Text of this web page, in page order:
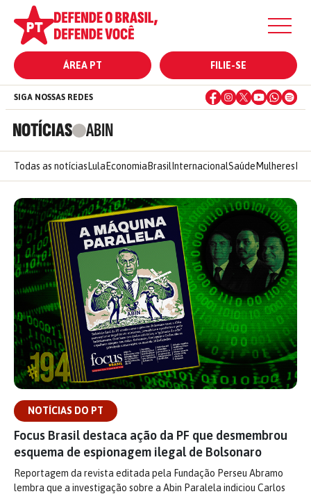
ÁREA PT FILIE-SE
NOTÍCIAS ABIN
SIGA NOSSAS REDES
Todas as notícias Lula Economia Brasil InternacionalSaúde Mulheres
NOTÍCIAS DO PT
Focus Brasil destaca ação da PF que desmembrou
esquema de espionagem ilegal de Bolsonaro
Reportagem da revista editada pela Fundação Perseu Abramo
lembra que a investigação sobre a Abin Paralela indiciou Carlos